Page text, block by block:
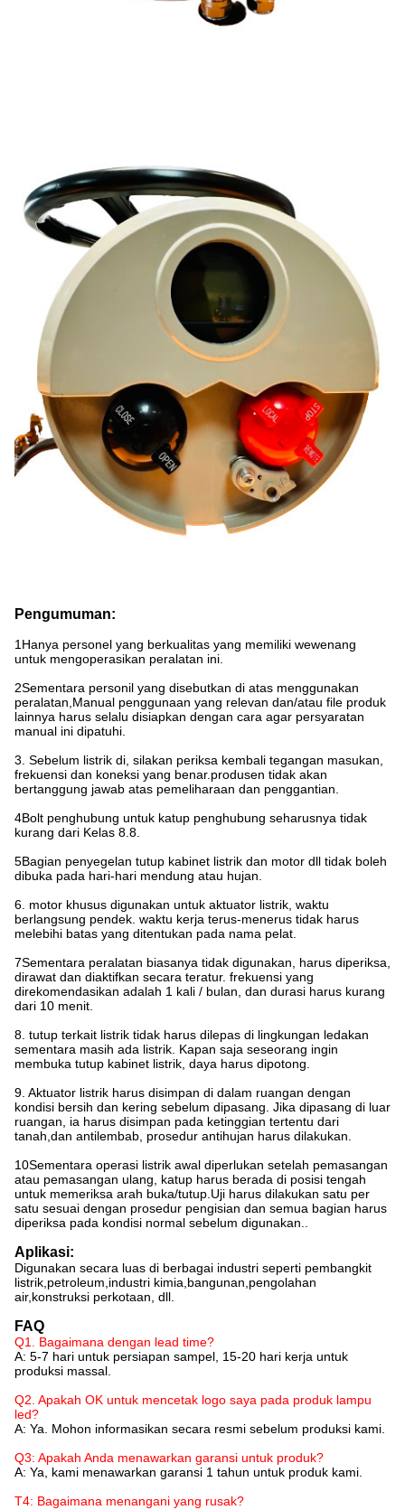
Pengumuman:
1Hanya personel yang berkualitas yang memiliki wewenang
untuk mengoperasikan peralatan ini.
2Sementara personil yang disebutkan di atas menggunakan
peralatan,Manual penggunaan yang relevan dan/atau file produk
lainnya harus selalu disiapkan dengan cara agar persyaratan
manual ini dipatuhi.
3. Sebelum listrik di, silakan periksa kembali tegangan masukan,
frekuensi dan koneksi yang benar.produsen tidak akan
bertanggung jawab atas pemeliharaan dan penggantian.
4Bolt penghubung untuk katup penghubung seharusnya tidak
kurang dari Kelas 8.8.
5Bagian penyegelan tutup kabinet listrik dan motor dll tidak boleh
dibuka pada hari-hari mendung atau hujan.
6. motor khusus digunakan untuk aktuator listrik, waktu
berlangsung pendek. waktu kerja terus-menerus tidak harus
melebihi batas yang ditentukan pada nama pelat.
7Sementara peralatan biasanya tidak digunakan, harus diperiksa,
dirawat dan diaktifkan secara teratur. frekuensi yang
direkomendasikan adalah 1 kali / bulan, dan durasi harus kurang
dari 10 menit.
8. tutup terkait listrik tidak harus dilepas di lingkungan ledakan
sementara masih ada listrik. Kapan saja seseorang ingin
membuka tutup kabinet listrik, daya harus dipotong.
9. Aktuator listrik harus disimpan di dalam ruangan dengan
kondisi bersih dan kering sebelum dipasang. Jika dipasang di luar
ruangan, ia harus disimpan pada ketinggian tertentu dari
tanah,dan antilembab, prosedur antihujan harus dilakukan.
10Sementara operasi listrik awal diperlukan setelah pemasangan
atau pemasangan ulang, katup harus berada di posisi tengah
untuk memeriksa arah buka/tutup.Uji harus dilakukan satu per
satu sesuai dengan prosedur pengisian dan semua bagian harus
diperiksa pada kondisi normal sebelum digunakan..
Aplikasi:
Digunakan secara luas di berbagai industri seperti pembangkit
listrik,petroleum,industri kimia,bangunan,pengolahan
air,konstruksi perkotaan, dll.
FAQ
Q1. Bagaimana dengan lead time?
A: 5-7 hari untuk persiapan sampel, 15-20 hari kerja untuk
produksi massal.
Q2. Apakah OK untuk mencetak logo saya pada produk lampu
led?
A: Ya. Mohon informasikan secara resmi sebelum produksi kami.
Q3: Apakah Anda menawarkan garansi untuk produk?
A: Ya, kami menawarkan garansi 1 tahun untuk produk kami.
T4: Bagaimana menangani yang rusak?